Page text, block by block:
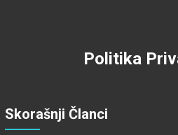
Politika
Skorašnji Članci